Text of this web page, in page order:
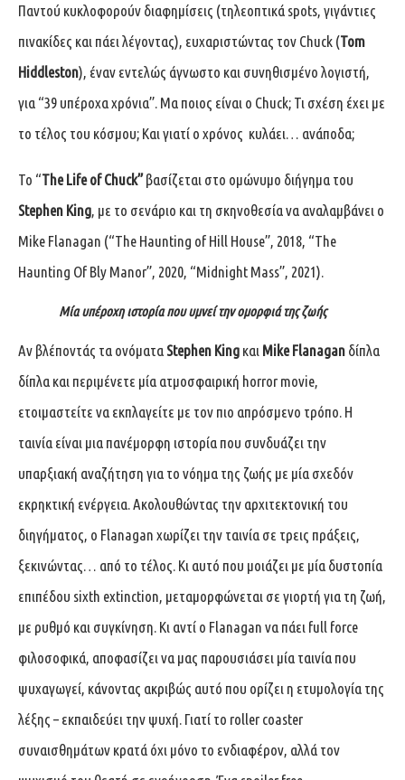
Παντού κυκλοφορούν διαφημίσεις (τηλεοπτικά spots, γιγάντιες
πινακίδες και πάει λέγοντας), ευχαριστώντας τον Chuck (Tom
Hiddleston), έναν εντελώς άγνωστο και συνηθισμένο λογιστή,
για “39 υπέροχα χρόνια”. Μα ποιος είναι ο Chuck; Τι σχέση έχει με
το τέλος του κόσμου; Και γιατί ο χρόνος κυλάει… ανάποδα;
Το “The Life of Chuck”βασίζεται στο ομώνυμο διήγημα του
Stephen King, με το σενάριο και τη σκηνοθεσία να αναλαμβάνει ο
Mike Flanagan (“The Haunting of Hill House”, 2018, “The
Haunting Of Bly Manor”, 2020, “Midnight Mass”, 2021).
Μία υπέροχη ιστορία που υμνεί την ομορφιά της ζωής
Αν βλέποντάς τα ονόματα Stephen King και Mike Flanagan δίπλα
δίπλα και περιμένετε μία ατμοσφαιρική horror movie,
ετοιμαστείτε να εκπλαγείτε με τον πιο απρόσμενο τρόπο. Η
ταινία είναι μια πανέμορφη ιστορία που συνδυάζει την
υπαρξιακή αναζήτηση για το νόημα της ζωής με μία σχεδόν
εκρηκτική ενέργεια. Ακολουθώντας την αρχιτεκτονική του
διηγήματος, ο Flanagan χωρίζει την ταινία σε τρεις πράξεις,
ξεκινώντας… από το τέλος. Κι αυτό που μοιάζει με μία δυστοπία
επιπέδου sixth extinction, μεταμορφώνεται σε γιορτή για τη ζωή,
με ρυθμό και συγκίνηση. Κι αντί ο Flanagan να πάει full force
φιλοσοφικά, αποφασίζει να μας παρουσιάσει μία ταινία που
ψυχαγωγεί, κάνοντας ακριβώς αυτό που ορίζει η ετυμολογία της
λέξης – εκπαιδεύει την ψυχή. Γιατί το roller coaster
συναισθημάτων κρατά όχι μόνο το ενδιαφέρον, αλλά τον